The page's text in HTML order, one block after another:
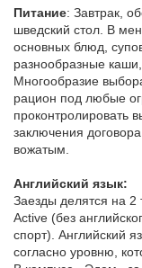
Питание: Завтрак,
шведский стол. В
основных блюд,
разнообразные
Многообразие
рацион под любые
проконтролировать
заключения
вожатым.
Английский язык:
Заезды делятся на 2
Active (без
спорт). Английский
согласно уровню,